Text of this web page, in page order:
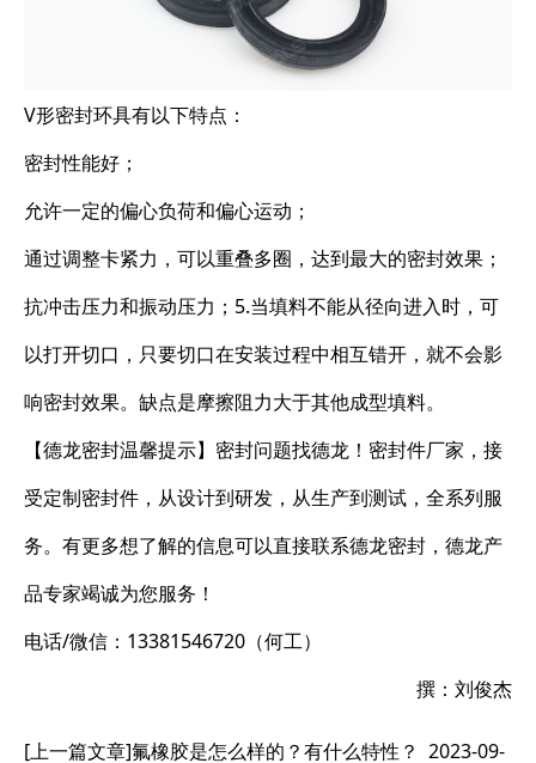
V形密封环具有以下特点：
密封性能好；
允许一定的偏心负荷和偏心运动；
通过调整卡紧力，可以重叠多圈，达到最大的密封效果；
抗冲击压力和振动压力；5.当填料不能从径向进入时，可
以打开切口，只要切口在安装过程中相互错开，就不会影
响密封效果。缺点是摩擦阻力大于其他成型填料。
【德龙密封温馨提示】密封问题找德龙！密封件厂家，接
受定制密封件，从设计到研发，从生产到测试，全系列服
务。有更多想了解的信息可以直接联系德龙密封，德龙产
品专家竭诚为您服务！
电话/微信：13381546720（何工）
撰：刘俊杰
[上一篇文章]氟橡胶是怎么样的？有什么特性？ 2023-09-